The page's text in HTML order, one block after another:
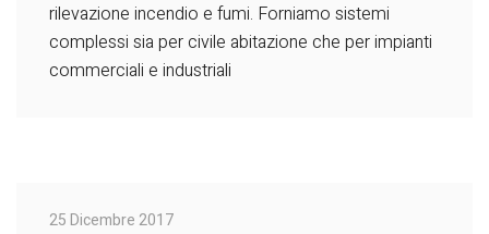
rilevazione incendio e fumi. Forniamo sistemi
complessi sia per civile abitazione che per impianti
commerciali e industriali
25 Dicembre 2017